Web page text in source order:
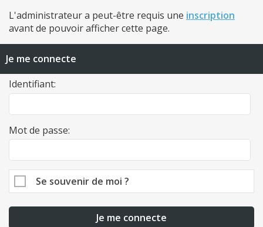
L'administrateur a peut-être requis une inscription
avant de pouvoir afficher cette page.
Je me connecte
Identifiant:
Mot de passe:
Se souvenir de moi ?
Je me connecte